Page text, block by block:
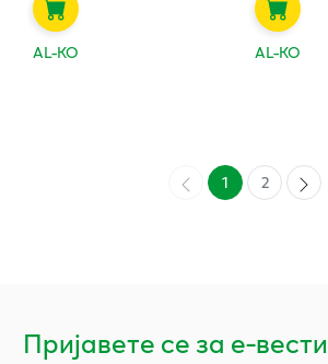
AL-KO AL-KO
1 2
Пријавете се за е-вести